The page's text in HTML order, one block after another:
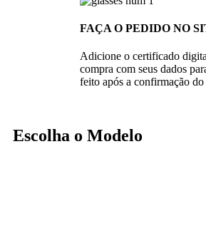
FAÇA O PEDIDO NO
Adicione o certificado
compra com seus dados
feito após a confirmação
Escolha o Modelo